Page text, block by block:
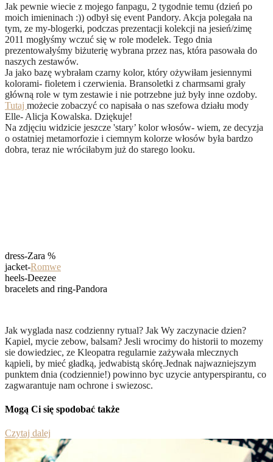
Jak pewnie wiecie z mojego fanpagu, 2 tygodnie temu (dzień po
moich imieninach :)) odbył się event Pandory. Akcja polegała na
tym, ze my-blogerki, podczas prezentacji kolekcji na jesień/zimę
2011 mogłyśmy wczuć się w role modelek. Tego dnia
prezentowałyśmy biżuterię wybrana przez nas, która pasowała do
naszych zestawów.
Ja jako bazę wybrałam czarny kolor, który ożywiłam jesiennymi
kolorami- fioletem i czerwienia. Bransoletki z charmsami grały
główną role w tym zestawie i nie potrzebne już były inne ozdoby.
Tutaj możecie zobaczyć co napisała o nas szefowa działu mody
Elle- Alicja Kowalska. Dziękuje!
Na zdjęciu widzicie jeszcze 'stary’ kolor włosów- wiem, ze decyzja
o ostatniej metamorfozie i ciemnym kolorze włosów była bardzo
dobra, teraz nie wróciłabym już do starego looku.
dress-Zara %
jacket-Romwe
heels-Deezee
bracelets and ring-Pandora
Jak wyglada nasz codzienny rytual? Jak Wy zaczynacie dzien?
Kapiel, mycie zebow, balsam? Jesli wrocimy do historii to mozemy
sie dowiedziec, ze Kleopatra regularnie zażywała mlecznych
kąpieli, by mieć gładką, jedwabistą skórę.Jednak najwazniejszym
punktem dnia (codziennie!) powinno byc uzycie antyperspirantu, co
zagwarantuje nam ochrone i swiezosc.
Mogą Ci się spodobać także
Czytaj dalej